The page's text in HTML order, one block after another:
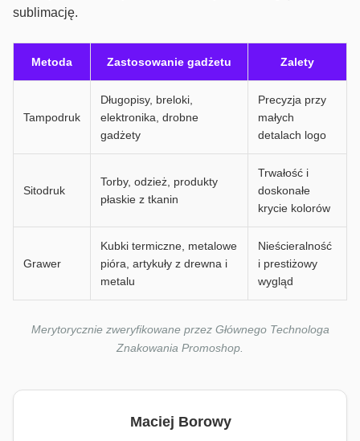
sublimację.
Metoda Zastosowanie gadżetu Zalety
Tampodruk
Długopisy, breloki,
elektronika, drobne
gadżety
Precyzja przy
małych
detalach logo
Sitodruk
Torby, odzież, produkty
płaskie z tkanin
Trwałość i
doskonałe
krycie kolorów
Grawer
Kubki termiczne, metalowe
pióra, artykuły z drewna i
metalu
Nieścieralność
i prestiżowy
wygląd
Merytorycznie zweryfikowane przez Głównego Technologa
Znakowania Promoshop.
Maciej Borowy